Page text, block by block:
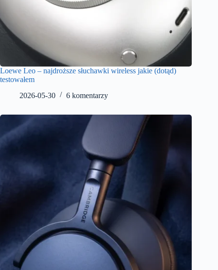
Loewe Leo – najdroższe słuchawki wireless jakie (dotąd)
testowałem
2026-05-30
6 komentarzy